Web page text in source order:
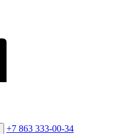
+7 863 333-00-34